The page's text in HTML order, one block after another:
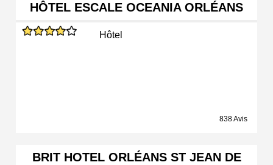
HÔTEL ESCALE OCEANIA ORLÉANS
Hôtel
838 Avis
BRIT HOTEL ORLÉANS ST JEAN DE